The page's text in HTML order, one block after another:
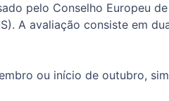
pelo Conselho Europeu
A avaliação consiste em
ou início de outubro,